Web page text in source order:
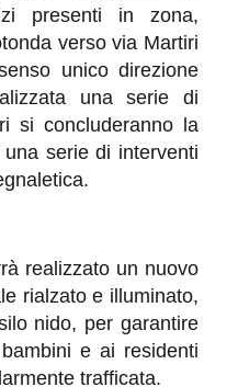
presenti in zona,
verso via Martiri
unico direzione
una serie di
si concluderanno la
serie di interventi
realizzato un nuovo
rialzato e illuminato,
nido, per garantire
e ai residenti
trafficata.